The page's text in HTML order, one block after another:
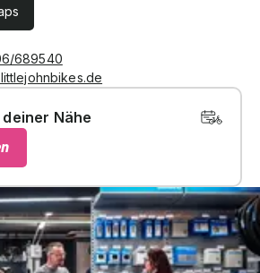
689540
Nähe